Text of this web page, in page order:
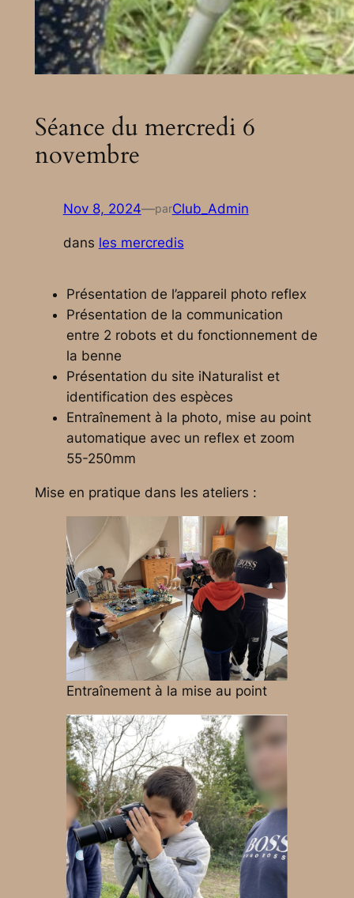
Séance du mercredi 6
novembre
Nov 8, 2024—parClub_Admin
dans les mercredis
Présentation de l’appareil photo reflex
Présentation de la communication
entre 2 robots et du fonctionnement de
la benne
Présentation du site iNaturalist et
identification des espèces
Entraînement à la photo, mise au point
automatique avec un reflex et zoom
55-250mm
Mise en pratique dans les ateliers :
Entraînement à la mise au point